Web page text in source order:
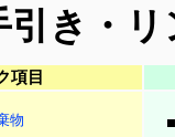
引き・
項目
物